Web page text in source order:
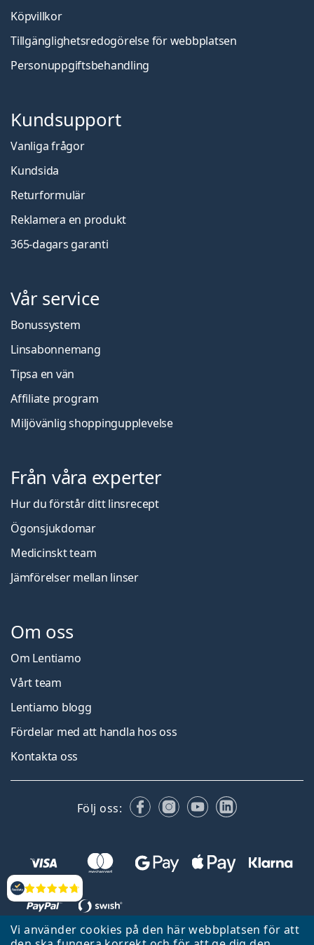
Vi använder cookies på den här webbplatsen för att
Recensioner
Köpvillkor
Tillgänglighetsredogörelse för webbplatsen
Personuppgiftsbehandling
Kundsupport
Vanliga frågor
Kundsida
Returformulär
Reklamera en produkt
365-dagars garanti
Vår service
Bonussystem
Linsabonnemang
Tipsa en vän
Affiliate program
Miljövänlig shoppingupplevelse
Från våra experter
Hur du förstår ditt linsrecept
Ögonsjukdomar
Medicinskt team
Jämförelser mellan linser
Om oss
Om Lentiamo
Vårt team
Lentiamo blogg
Fördelar med att handla hos oss
Kontakta oss
Följ oss: FacebookInstagram
YouTubeLinkedIn